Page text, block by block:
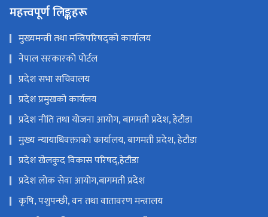
महत्त्वपूर्ण लिङ्कहरू
मुख्यमन्त्री तथा मन्त्रिपरिषद्‌को कार्यालय
नेपाल सरकारको पोर्टल
प्रदेश सभा सचिवालय
प्रदेश प्रमुखको कार्यलय
प्रदेश नीति तथा योजना आयोग, बागमती प्रदेश, हेटौडा
मुख्य न्यायाधिवक्ताको कार्यालय, बागमती प्रदेश, हेटौडा
प्रदेश खेलकुद विकास परिषद्,हेटौडा
प्रदेश लोक सेवा आयोग,बागमती प्रदेश
कृषि, पशुपन्छी, वन तथा वातावरण मन्त्रालय